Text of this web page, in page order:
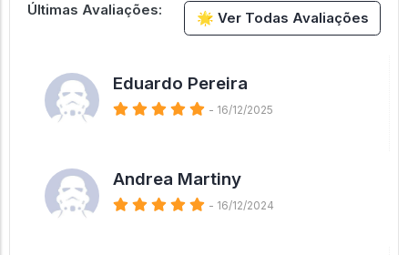
🌟 Ver Todas Avaliações
Últimas Avaliações:
Eduardo Pereira
- 16/12/2025
Andrea Martiny
- 16/12/2024